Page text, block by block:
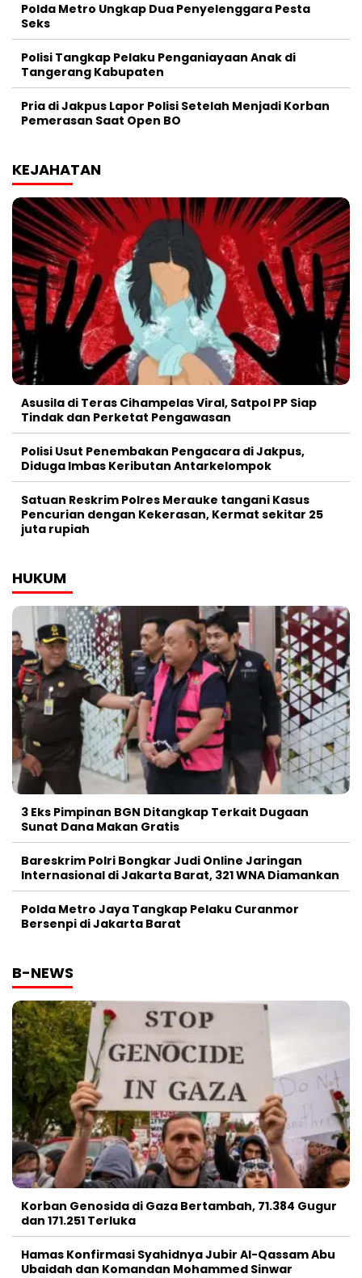
Polda Metro Ungkap Dua Penyelenggara Pesta
Seks
Polisi Tangkap Pelaku Penganiayaan Anak di
Tangerang Kabupaten
Pria di Jakpus Lapor Polisi Setelah Menjadi Korban
Pemerasan Saat Open BO
KEJAHATAN
Asusila di Teras Cihampelas Viral, Satpol PP Siap
Tindak dan Perketat Pengawasan
Polisi Usut Penembakan Pengacara di Jakpus,
Diduga Imbas Keributan Antarkelompok
Satuan Reskrim Polres Merauke tangani Kasus
Pencurian dengan Kekerasan, Kermat sekitar 25
juta rupiah
HUKUM
3 Eks Pimpinan BGN Ditangkap Terkait Dugaan
Sunat Dana Makan Gratis
Bareskrim Polri Bongkar Judi Online Jaringan
Internasional di Jakarta Barat, 321 WNA Diamankan
Polda Metro Jaya Tangkap Pelaku Curanmor
Bersenpi di Jakarta Barat
B-NEWS
Korban Genosida di Gaza Bertambah, 71.384 Gugur
dan 171.251 Terluka
Hamas Konfirmasi Syahidnya Jubir Al-Qassam Abu
Ubaidah dan Komandan Mohammed Sinwar